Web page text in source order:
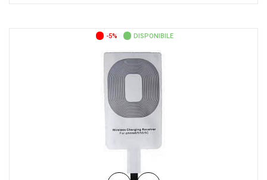
-5% DISPONIBILE